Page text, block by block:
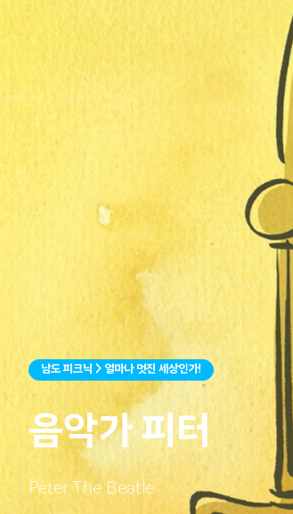
남도 피크닉 > 얼마나 멋진 세상인가!
음악가 피터
Peter The Beatle